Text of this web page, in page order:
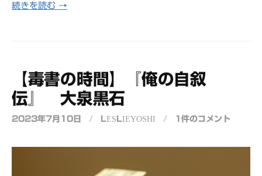
続きを読む →
【毒書の時間】『俺の自叙
伝』 大泉黒石
2023年7月10日 / LESLIEYOSHI / 1件のコメント